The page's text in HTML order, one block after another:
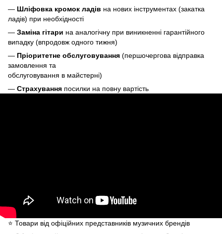
— Шліфовка кромок ладів на нових інструментах (закатка
ладів) при необхідності
— Заміна гітари на аналогічну при виникненні гарантійного
випадку (впродовж одного тижня)
— Пріоритетне обслуговування (першочергова відправка
замовлення та
обслуговування в майстерні)
— Страхування посилки на повну вартість
⭐️ Товари від офіційних представників музичних брендів